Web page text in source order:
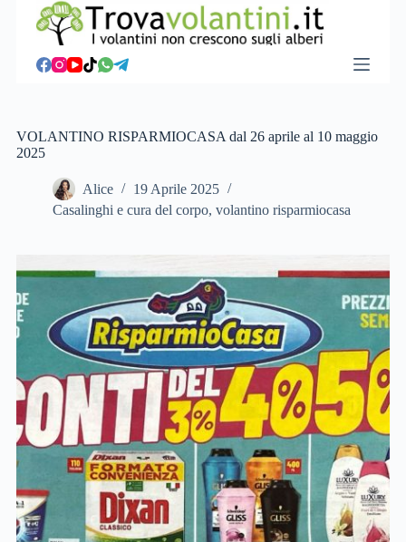
c
o
VOLANTINO RISPARMIOCASA dal 26 aprile al 10 maggio
2025
Alice
19 Aprile 2025
Casalinghi e cura del corpo, volantino risparmiocasa